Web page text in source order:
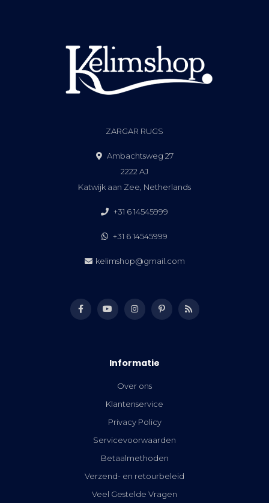
ZARGAR RUGS
Ambachtsweg 27
2222 AJ
Katwijk aan Zee, Netherlands
+31 6 14545999
+31 6 14545999
kelimshop@gmail.com
Informatie
Over ons
Klantenservice
Privacy Policy
Servicevoorwaarden
Betaalmethoden
Verzend- en retourbeleid
Veel Gestelde Vragen